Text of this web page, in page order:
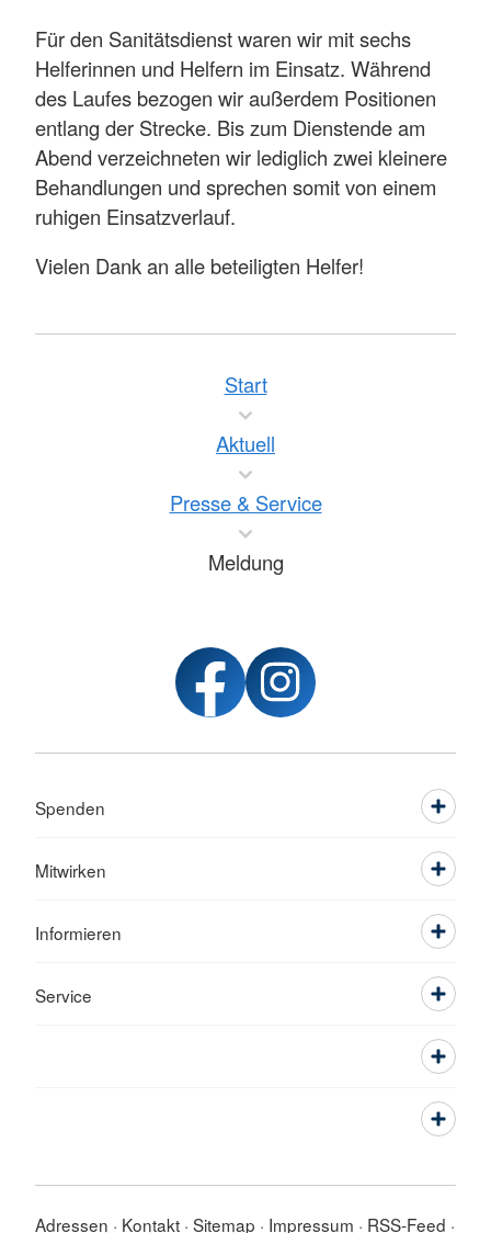
Für den Sanitätsdienst waren wir mit sechs
Helferinnen und Helfern im Einsatz. Während
des Laufes bezogen wir außerdem Positionen
entlang der Strecke. Bis zum Dienstende am
Abend verzeichneten wir lediglich zwei kleinere
Behandlungen und sprechen somit von einem
ruhigen Einsatzverlauf.
Vielen Dank an alle beteiligten Helfer!
Start
Aktuell
Presse & Service
Meldung
Spenden
Mitwirken
Informieren
Service
Adressen Kontakt Sitemap Impressum RSS-Feed